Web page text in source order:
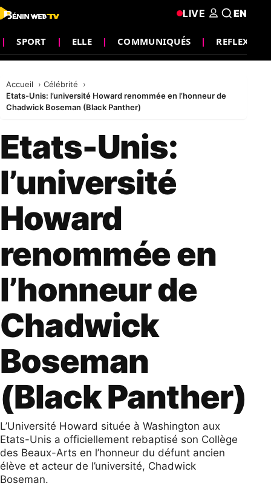
SPORT ELLE COMMUNIQUÉS REFLEXION
LIVE EN
Accueil
Célébrité
Etats-Unis: l’université Howard renommée en l’honneur de
Chadwick Boseman (Black Panther)
Etats-Unis:
l’université
Howard
renommée en
l’honneur de
Chadwick
Boseman
(Black Panther)
L’Université Howard située à Washington aux
Etats-Unis a officiellement rebaptisé son Collège
des Beaux-Arts en l’honneur du défunt ancien
élève et acteur de l’université, Chadwick
Boseman.